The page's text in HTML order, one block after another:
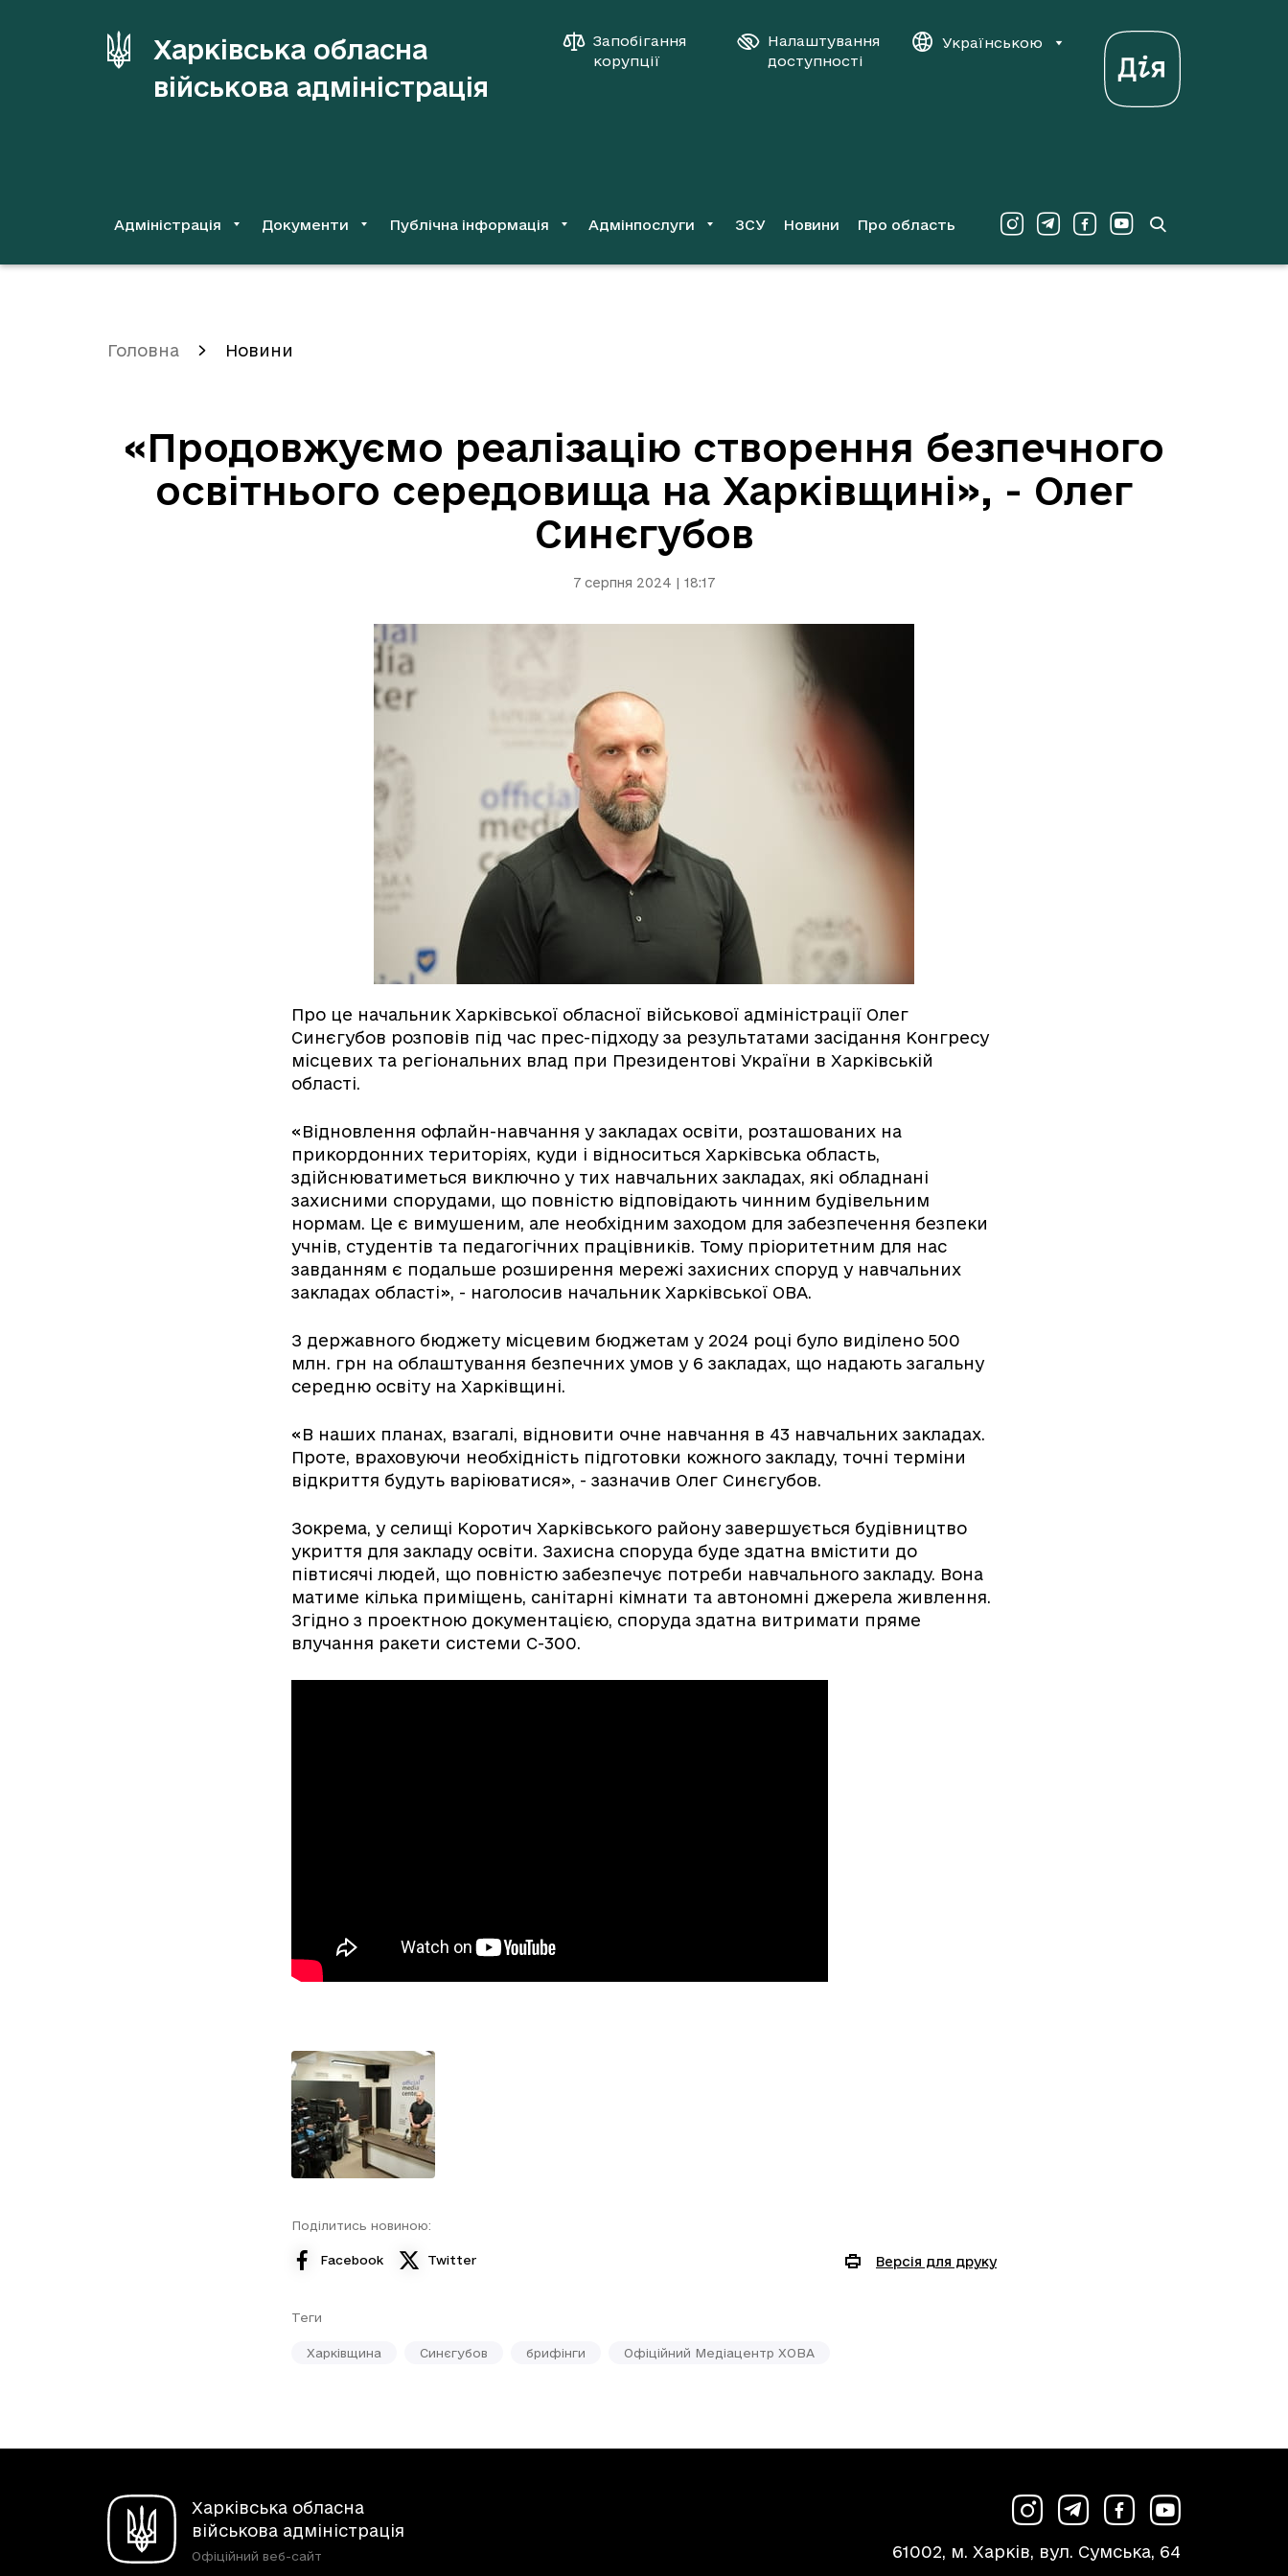
Харківська обласна
військова адміністрація
Запобігання
корупції
Налаштування
доступності
Українською
Адміністрація Документи Публічна інформація Адмінпослуги ЗСУ Новини Про область
Головна Новини
«Продовжуємо реалізацію створення безпечного
освітнього середовища на Харківщині», - Олег
Синєгубов
7 серпня 2024 | 18:17
Про це начальник Харківської обласної військової адміністрації Олег
Синєгубов розповів під час прес-підходу за результатами засідання Конгресу
місцевих та регіональних влад при Президентові України в Харківській
області.
«Відновлення офлайн-навчання у закладах освіти, розташованих на
прикордонних територіях, куди і відноситься Харківська область,
здійснюватиметься виключно у тих навчальних закладах, які обладнані
захисними спорудами, що повністю відповідають чинним будівельним
нормам. Це є вимушеним, але необхідним заходом для забезпечення безпеки
учнів, студентів та педагогічних працівників. Тому пріоритетним для нас
завданням є подальше розширення мережі захисних споруд у навчальних
закладах області», - наголосив начальник Харківської ОВА.
З державного бюджету місцевим бюджетам у 2024 році було виділено 500
млн. грн на облаштування безпечних умов у 6 закладах, що надають загальну
середню освіту на Харківщині.
«В наших планах, взагалі, відновити очне навчання в 43 навчальних закладах.
Проте, враховуючи необхідність підготовки кожного закладу, точні терміни
відкриття будуть варіюватися», - зазначив Олег Синєгубов.
Зокрема, у селищі Коротич Харківського району завершується будівництво
укриття для закладу освіти. Захисна споруда буде здатна вмістити до
півтисячі людей, що повністю забезпечує потреби навчального закладу. Вона
матиме кілька приміщень, санітарні кімнати та автономні джерела живлення.
Згідно з проектною документацією, споруда здатна витримати пряме
влучання ракети системи С-300.
Поділитись новиною:
Facebook Twitter Версія для друку
Теги
Харківщина Синєгубов брифінги Офіційний Медіацентр ХОВА
Харківська обласна
військова адміністрація
Офіційний веб-сайт
61002, м. Харків, вул. Сумська, 64